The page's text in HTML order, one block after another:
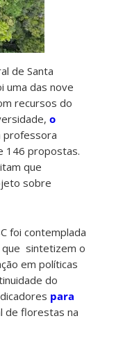
de Santa
uma das nove
recursos do
o
professora
146 propostas.
que
sobre
foi contemplada
sintetizem o
em políticas
do
para
de florestas na